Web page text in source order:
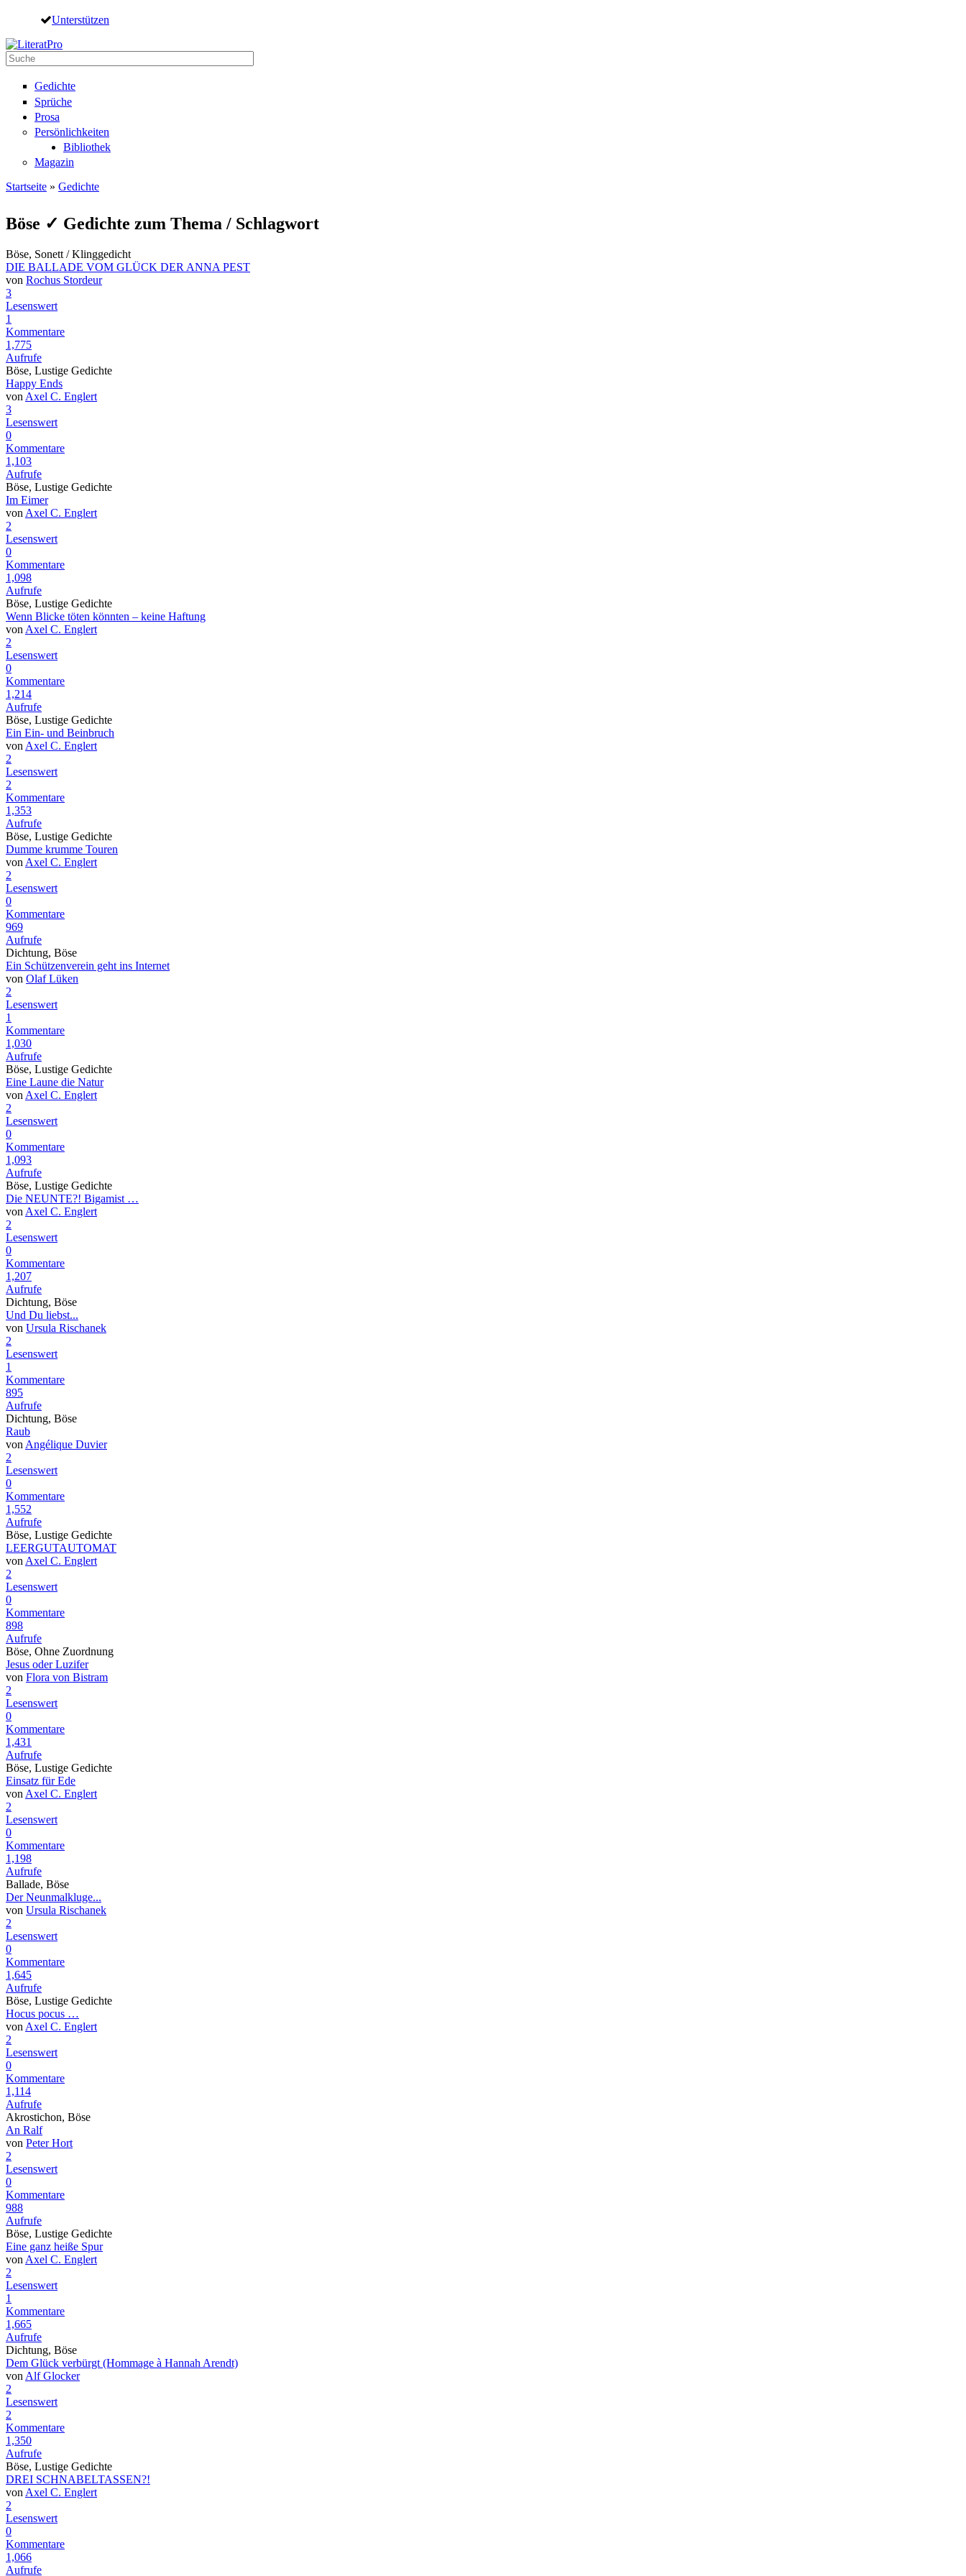
Direkt zum Inhalt
Unterstützen
Suche
Gedichte
Sprüche
Prosa
Persönlichkeiten
Bibliothek
Magazin
Startseite » Gedichte
Böse ✓ Gedichte zum Thema / Schlagwort
Böse, Sonett / Klinggedicht
DIE BALLADE VOM GLÜCK DER ANNA PEST
von Rochus Stordeur
3
Lesenswert
1
Kommentare
1,775
Aufrufe
Böse, Lustige Gedichte
Happy Ends
von Axel C. Englert
3
Lesenswert
0
Kommentare
1,103
Aufrufe
Böse, Lustige Gedichte
Im Eimer
von Axel C. Englert
2
Lesenswert
0
Kommentare
1,098
Aufrufe
Böse, Lustige Gedichte
Wenn Blicke töten könnten – keine Haftung
von Axel C. Englert
2
Lesenswert
0
Kommentare
1,214
Aufrufe
Böse, Lustige Gedichte
Ein Ein- und Beinbruch
von Axel C. Englert
2
Lesenswert
2
Kommentare
1,353
Aufrufe
Böse, Lustige Gedichte
Dumme krumme Touren
von Axel C. Englert
2
Lesenswert
0
Kommentare
969
Aufrufe
Dichtung, Böse
Ein Schützenverein geht ins Internet
von Olaf Lüken
2
Lesenswert
1
Kommentare
1,030
Aufrufe
Böse, Lustige Gedichte
Eine Laune die Natur
von Axel C. Englert
2
Lesenswert
0
Kommentare
1,093
Aufrufe
Böse, Lustige Gedichte
Die NEUNTE?! Bigamist …
von Axel C. Englert
2
Lesenswert
0
Kommentare
1,207
Aufrufe
Dichtung, Böse
Und Du liebst...
von Ursula Rischanek
2
Lesenswert
1
Kommentare
895
Aufrufe
Dichtung, Böse
Raub
von Angélique Duvier
2
Lesenswert
0
Kommentare
1,552
Aufrufe
Böse, Lustige Gedichte
LEERGUTAUTOMAT
von Axel C. Englert
2
Lesenswert
0
Kommentare
898
Aufrufe
Böse, Ohne Zuordnung
Jesus oder Luzifer
von Flora von Bistram
2
Lesenswert
0
Kommentare
1,431
Aufrufe
Böse, Lustige Gedichte
Einsatz für Ede
von Axel C. Englert
2
Lesenswert
0
Kommentare
1,198
Aufrufe
Ballade, Böse
Der Neunmalkluge...
von Ursula Rischanek
2
Lesenswert
0
Kommentare
1,645
Aufrufe
Böse, Lustige Gedichte
Hocus pocus …
von Axel C. Englert
2
Lesenswert
0
Kommentare
1,114
Aufrufe
Akrostichon, Böse
An Ralf
von Peter Hort
2
Lesenswert
0
Kommentare
988
Aufrufe
Böse, Lustige Gedichte
Eine ganz heiße Spur
von Axel C. Englert
2
Lesenswert
1
Kommentare
1,665
Aufrufe
Dichtung, Böse
Dem Glück verbürgt (Hommage à Hannah Arendt)
von Alf Glocker
2
Lesenswert
2
Kommentare
1,350
Aufrufe
Böse, Lustige Gedichte
DREI SCHNABELTASSEN?!
von Axel C. Englert
2
Lesenswert
0
Kommentare
1,066
Aufrufe